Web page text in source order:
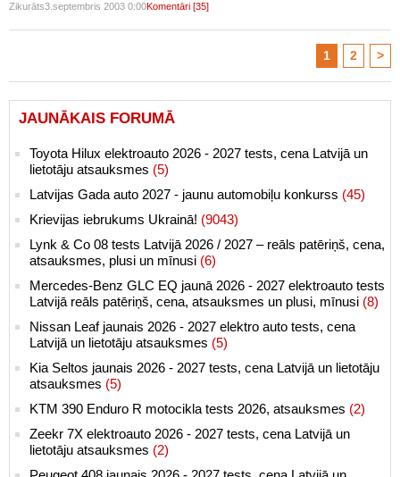
Zikurāts3.septembris 2003 0:00Komentāri [35]
1 2 >
JAUNĀKAIS FORUMĀ
Toyota Hilux elektroauto 2026 - 2027 tests, cena Latvijā un
lietotāju atsauksmes (5)
Latvijas Gada auto 2027 - jaunu automobiļu konkurss (45)
Krievijas iebrukums Ukrainā! (9043)
Lynk & Co 08 tests Latvijā 2026 / 2027 – reāls patēriņš, cena,
atsauksmes, plusi un mīnusi (6)
Mercedes-Benz GLC EQ jaunā 2026 - 2027 elektroauto tests
Latvijā reāls patēriņš, cena, atsauksmes un plusi, mīnusi (8)
Nissan Leaf jaunais 2026 - 2027 elektro auto tests, cena
Latvijā un lietotāju atsauksmes (5)
Kia Seltos jaunais 2026 - 2027 tests, cena Latvijā un lietotāju
atsauksmes (5)
KTM 390 Enduro R motocikla tests 2026, atsauksmes (2)
Zeekr 7X elektroauto 2026 - 2027 tests, cena Latvijā un
lietotāju atsauksmes (2)